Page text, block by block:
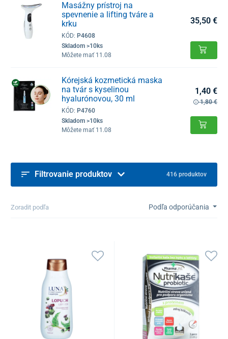
Masážny prístroj na
spevnenie a lifting tváre a
krku
KÓD: P4608
Skladom >10ks
Môžete mať 11.08
35,50 €
Kórejská kozmetická maska
na tvár s kyselinou
hyalurónovou, 30 ml
KÓD: P4760
Skladom >10ks
Môžete mať 11.08
1,40 €
1,80 €
Filtrovanie produktov 416 produktov
Zoradit podľa Podľa odporúčania